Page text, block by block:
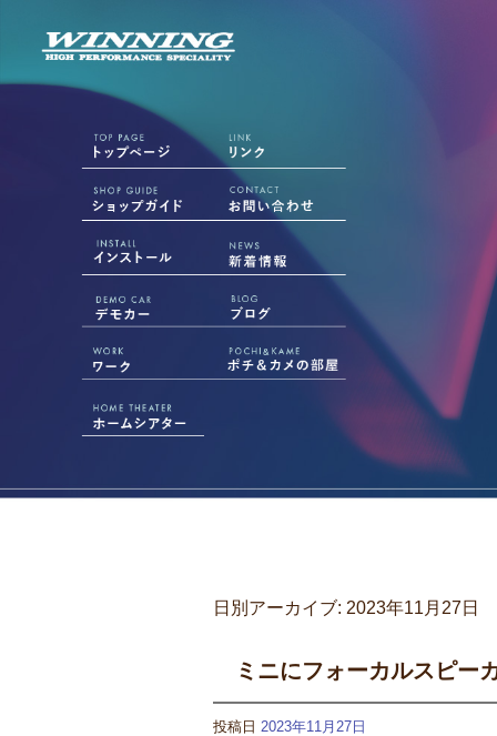
日別アーカイブ: 2023年11月27日
ミニにフォーカルスピー
投稿日 2023年11月27日